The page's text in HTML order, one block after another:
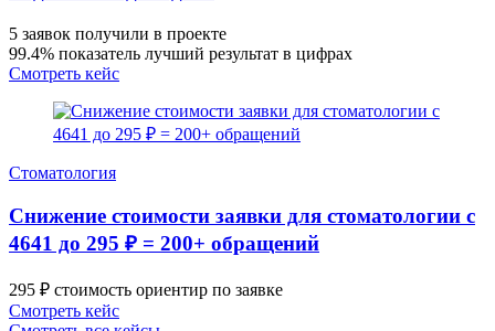
5 заявок получили в проекте
99.4% показатель лучший результат в цифрах
Смотреть кейс
Стоматология
Снижение стоимости заявки для стоматологии с
4641 до 295 ₽ = 200+ обращений
295 ₽ стоимость ориентир по заявке
Смотреть кейс